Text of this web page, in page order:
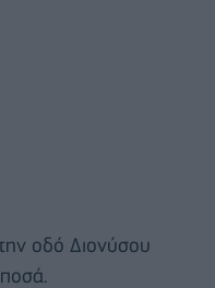
οδό Διονύσου